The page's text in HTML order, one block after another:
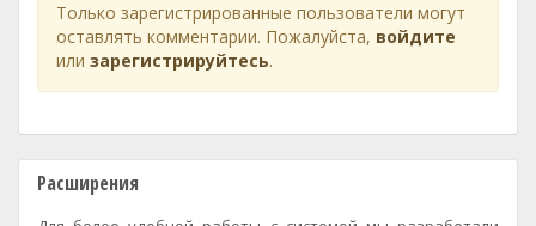
Только зарегистрированные пользователи могут
оставлять комментарии. Пожалуйста, войдите
или зарегистрируйтесь.
Расширения